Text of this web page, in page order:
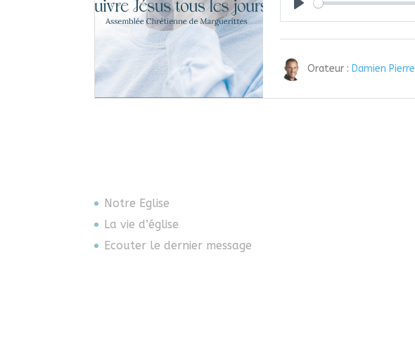
Orateur : Damien Pierre
Notre Eglise
La vie d’église
Ecouter le dernier message